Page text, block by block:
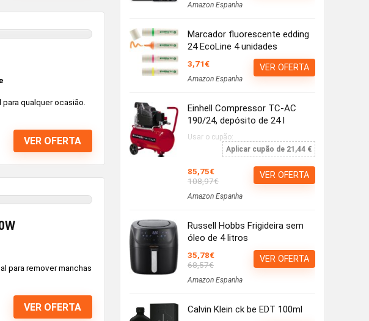
qualquer ocasião.
VER OFERTA
para remover manchas
VER OFERTA
Amazon Espanha
Marcador fluorescente edding
24 EcoLine 4 unidades
3,71€
Amazon Espanha
VER OFERTA
Einhell Compressor TC-AC
190/24, depósito de 24 l
Usar o cupão:
Aplicar cupão de 21,44 €
85,75€
108,97€
Amazon Espanha
VER OFERTA
Russell Hobbs Frigideira sem
óleo de 4 litros
35,78€
68,57€
Amazon Espanha
VER OFERTA
Calvin Klein ck be EDT 100ml